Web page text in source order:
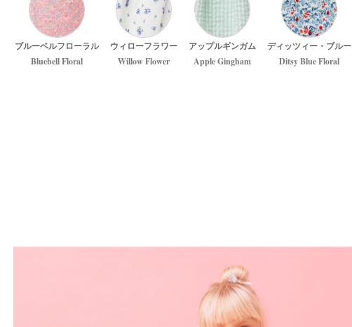
ブルーベルフローラル
Bluebell Floral
ウィローフラワー
Willow Flower
アップルギンガム
Apple Gingham
ディッツィー・ブルー
Ditsy Blue Floral